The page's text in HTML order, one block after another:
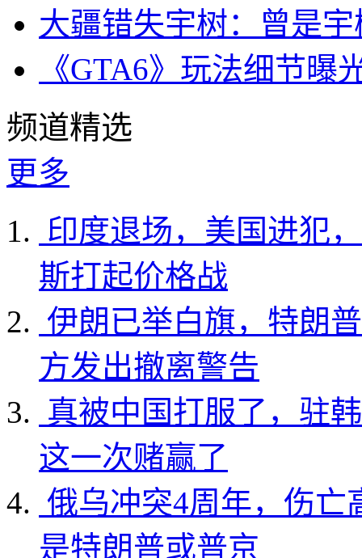
大疆错失宇树：曾是
《GTA6》玩法细节
频道精选
更多
印度退场，美国进犯
斯打起价格战
伊朗已举白旗，特朗
方发出撤离警告
真被中国打服了，驻
这一次赌赢了
俄乌冲突4周年，伤亡
是特朗普或普京